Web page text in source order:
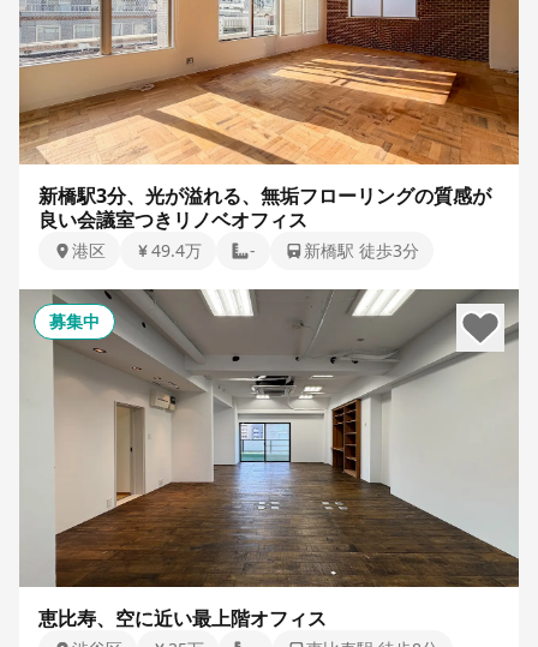
新橋駅3分、光が溢れる、無垢フローリングの質感が
良い会議室つきリノベオフィス
港区 49.4万 - 新橋駅 徒歩3分
募集中
恵比寿、空に近い最上階オフィス